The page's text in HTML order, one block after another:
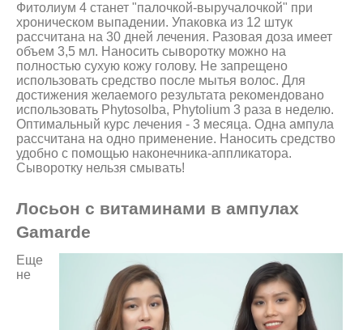
Фитолиум 4 станет "палочкой-выручалочкой" при
хроническом выпадении. Упаковка из 12 штук
рассчитана на 30 дней лечения. Разовая доза имеет
объем 3,5 мл. Наносить сыворотку можно на
полностью сухую кожу голову. Не запрещено
использовать средство после мытья волос. Для
достижения желаемого результата рекомендовано
использовать Phytosolba, Phytolium 3 раза в неделю.
Оптимальный курс лечения - 3 месяца. Одна ампула
рассчитана на одно применение. Наносить средство
удобно с помощью наконечника-аппликатора.
Сыворотку нельзя смывать!
Лосьон с витаминами в ампулах
Gamarde
Еще
не